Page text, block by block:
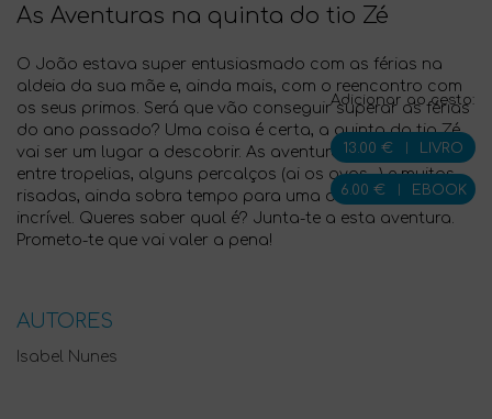
As Aventuras na quinta do tio Zé
O João estava super entusiasmado com as férias na
aldeia da sua mãe e, ainda mais, com o reencontro com
os seus primos. Será que vão conseguir superar as férias
do ano passado? Uma coisa é certa, a quinta do tio Zé
vai ser um lugar a descobrir. As aventuras sucedem-se e,
entre tropelias, alguns percalços (ai os ovos…) e muitas
risadas, ainda sobra tempo para uma descoberta
incrível. Queres saber qual é? Junta-te a esta aventura.
Prometo-te que vai valer a pena!
Adicionar ao cesto:
13.00 € LIVRO
6.00 € EBOOK
AUTORES
Isabel Nunes